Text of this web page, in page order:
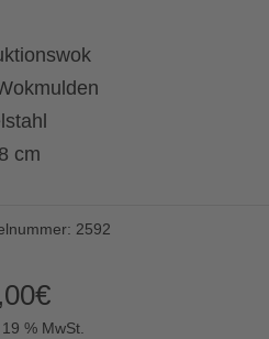
cm
2592
€
% MwSt.